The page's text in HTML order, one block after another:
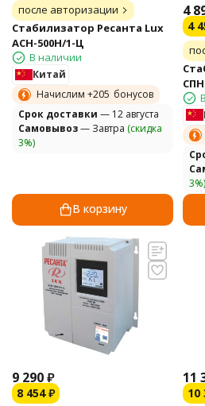
после авторизации
Стабилизатор Ресанта Lux
АСН-500Н/1-Ц
В наличии
Китай
Начислим +205 бонусов
Cрок доставки — 12 августа
Самовывоз— Завтра (скидка
3%)
В корзину
4
4
3%)
9 290₽
8 454 ₽
11
10